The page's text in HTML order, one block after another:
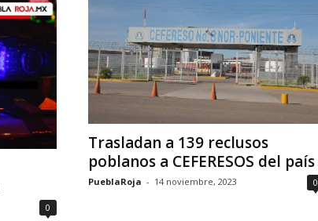
0
Trasladan a 139 reclusos
poblanos a CEFERESOS del país
PueblaRoja - 14 noviembre, 2023 0